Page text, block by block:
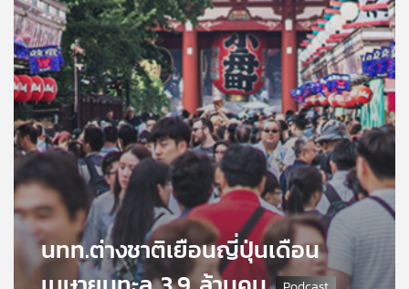
ข่าว
และ
กิจกรรม
เกี่ยว
กับ
เรา
เครือ
ข่าย
นทท.ต่างชาติเยือนญี่ปุ่นเดือน